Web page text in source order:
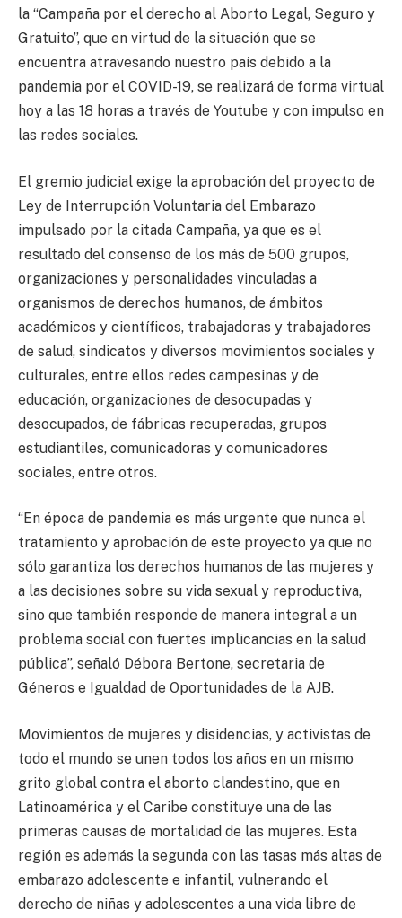
la “Campaña por el derecho al Aborto Legal, Seguro y
Gratuito”, que en virtud de la situación que se
encuentra atravesando nuestro país debido a la
pandemia por el COVID-19, se realizará de forma virtual
hoy a las 18 horas a través de Youtube y con impulso en
las redes sociales.
El gremio judicial exige la aprobación del proyecto de
Ley de Interrupción Voluntaria del Embarazo
impulsado por la citada Campaña, ya que es el
resultado del consenso de los más de 500 grupos,
organizaciones y personalidades vinculadas a
organismos de derechos humanos, de ámbitos
académicos y científicos, trabajadoras y trabajadores
de salud, sindicatos y diversos movimientos sociales y
culturales, entre ellos redes campesinas y de
educación, organizaciones de desocupadas y
desocupados, de fábricas recuperadas, grupos
estudiantiles, comunicadoras y comunicadores
sociales, entre otros.
“En época de pandemia es más urgente que nunca el
tratamiento y aprobación de este proyecto ya que no
sólo garantiza los derechos humanos de las mujeres y
a las decisiones sobre su vida sexual y reproductiva,
sino que también responde de manera integral a un
problema social con fuertes implicancias en la salud
pública”, señaló Débora Bertone, secretaria de
Géneros e Igualdad de Oportunidades de la AJB.
Movimientos de mujeres y disidencias, y activistas de
todo el mundo se unen todos los años en un mismo
grito global contra el aborto clandestino, que en
Latinoamérica y el Caribe constituye una de las
primeras causas de mortalidad de las mujeres. Esta
región es además la segunda con las tasas más altas de
embarazo adolescente e infantil, vulnerando el
derecho de niñas y adolescentes a una vida libre de